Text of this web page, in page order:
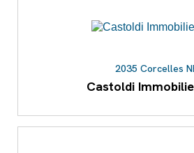
2035 Corcelles
Castoldi